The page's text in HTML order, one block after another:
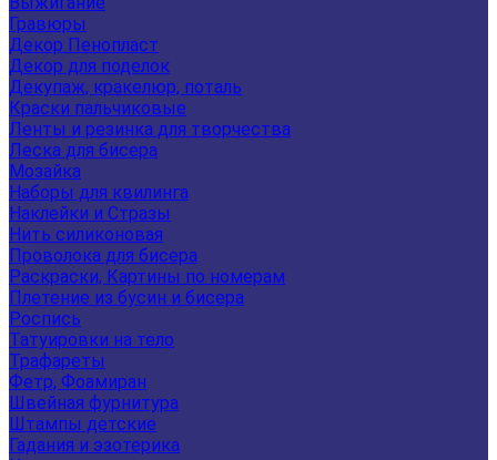
Гравюры
Декор Пенопласт
Декор для поделок
Декупаж, кракелюр, поталь
Краски пальчиковые
Ленты и резинка для творчества
Леска для бисера
Мозайка
Наборы для квилинга
Наклейки и Стразы
Нить силиконовая
Проволока для бисера
Раскраски, Картины по номерам
Плетение из бусин и бисера
Роспись
Татуировки на тело
Трафареты
Фетр, Фоамиран
Швейная фурнитура
Штампы детские
Гадания и эзотерика